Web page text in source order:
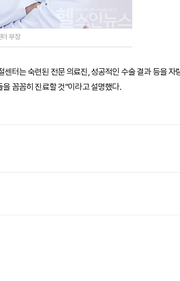
터 부장
터는 숙련된 전문 의료진, 성공적인 수술 결과 등을 자
꼼꼼히 진료할 것”이라고 설명했다.